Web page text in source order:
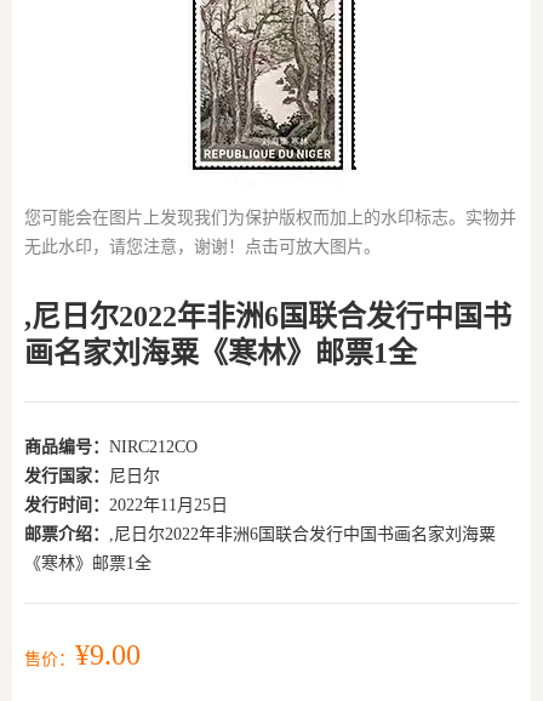
您可能会在图片上发现我们为保护版权而加上的水印标志。实物并
无此水印，请您注意，谢谢！点击可放大图片。
,尼日尔2022年非洲6国联合发行中国书
画名家刘海粟《寒林》邮票1全
商品编号： NIRC212CO
发行国家： 尼日尔
发行时间： 2022年11月25日
邮票介绍： ,尼日尔2022年非洲6国联合发行中国书画名家刘海粟
《寒林》邮票1全
售价： ¥9.00